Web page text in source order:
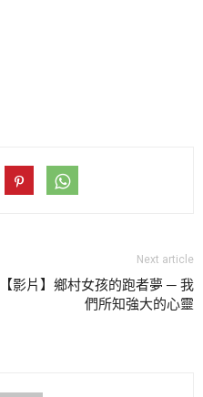
Next article
【影片】鄉村女孩的跑者夢 ─ 我
們所知強大的心靈